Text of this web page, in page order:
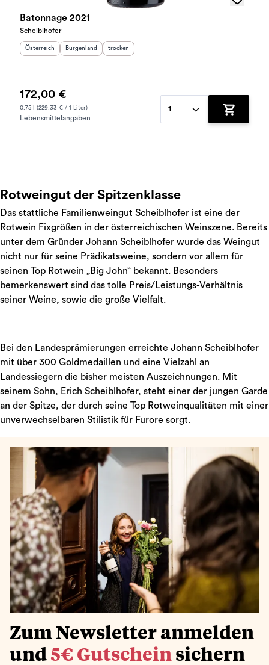
Batonnage 2021
Scheiblhofer
Herkunftsland
Österreich Herkunftsregion:
Burgenland Geschmack
trocken
172,00 €
0.75 l (229.33 € / 1 Liter)
Lebensmittelangaben
1
Zum
Rotweingut der Spitzenklasse
Das stattliche Familienweingut Scheiblhofer ist eine der
Rotwein Fixgrößen in der österreichischen Weinszene. Bereits
unter dem Gründer Johann Scheiblhofer wurde das Weingut
nicht nur für seine Prädikatsweine, sondern vor allem für
seinen Top Rotwein „Big John“ bekannt. Besonders
bemerkenswert sind das tolle Preis/Leistungs-Verhältnis
seiner Weine, sowie die große Vielfalt.
Bei den Landesprämierungen erreichte Johann Scheiblhofer
mit über 300 Goldmedaillen und eine Vielzahl an
Landessiegern die bisher meisten Auszeichnungen. Mit
seinem Sohn, Erich Scheiblhofer, steht einer der jungen Garde
an der Spitze, der durch seine Top Rotweinqualitäten mit einer
unverwechselbaren Stilistik für Furore sorgt.
Zum Newsletter anmelden
und 5€ Gutschein sichern